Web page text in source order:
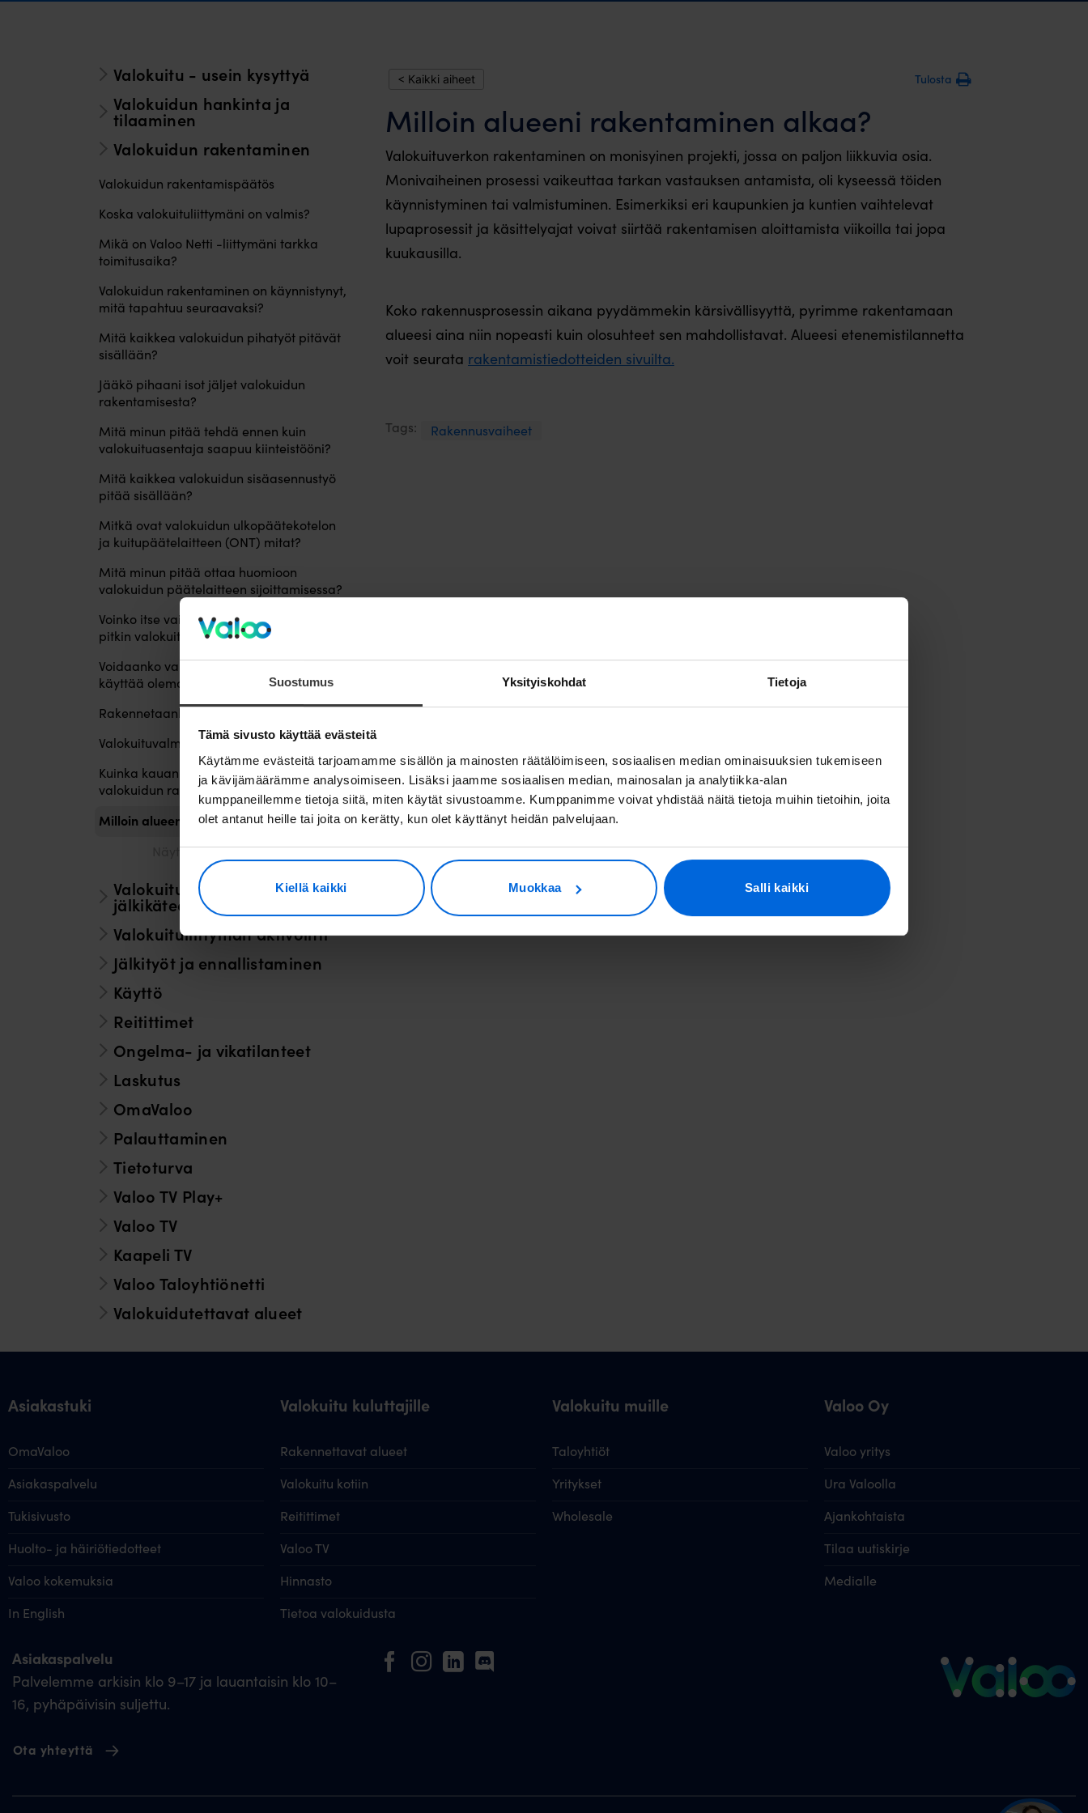
Suostumus Yksityiskohdat Tietoja
Tämä sivusto käyttää evästeitä
Käytämme evästeitä tarjoamamme sisällön ja mainosten räätälöimiseen, sosiaalisen median ominaisuuksien tukemiseen
ja kävijämäärämme analysoimiseen. Lisäksi jaamme sosiaalisen median, mainosalan ja analytiikka-alan
kumppaneillemme tietoja siitä, miten käytät sivustoamme. Kumppanimme voivat yhdistää näitä tietoja muihin tietoihin, joita
olet antanut heille tai joita on kerätty, kun olet käyttänyt heidän palvelujaan.
Kiellä kaikki Muokkaa Salli kaikki
Valokuitu - usein kysyttyä
Valokuidun hankinta ja
tilaaminen
Valokuidun rakentaminen
Valokuidun rakentamispäätös
Koska valokuituliittymäni on valmis?
Mikä on Valoo Netti -liittymäni tarkka
toimitusaika?
Valokuidun rakentaminen on käynnistynyt,
mitä tapahtuu seuraavaksi?
Mitä kaikkea valokuidun pihatyöt pitävät
sisällään?
Jääkö pihaani isot jäljet valokuidun
rakentamisesta?
Mitä minun pitää tehdä ennen kuin
valokuituasentaja saapuu kiinteistööni?
Mitä kaikkea valokuidun sisäasennustyö
pitää sisällään?
Mitkä ovat valokuidun ulkopäätekotelon
ja kuitupäätelaitteen (ONT) mitat?
Mitä minun pitää ottaa huomioon
valokuidun päätelaitteen sijoittamisessa?
Voinko itse vaikuttaa siihen, mitä reittiä
pitkin valokuitu tuodaan omakotitalooni?
Voidaanko valokuidun asentamisessa
käyttää olemassa olevia putkituksia?
Rakennetaanko valokuitua talvella?
Valokuituvalmius
Kuinka kauan olen sitoutunut odottamaan
valokuidun rakentamista?
Milloin alueeni rakentaminen alkaa?
Näytä loput artikkelit (3)
Valokuituun liittyminen
jälkikäteen
Valokuituliittymän aktivointi
Jälkityöt ja ennallistaminen
Käyttö
Reitittimet
Ongelma- ja vikatilanteet
Laskutus
OmaValoo
Palauttaminen
Tietoturva
Valoo TV Play+
Valoo TV
Kaapeli TV
Valoo Taloyhtiönetti
Valokuidutettavat alueet
< Kaikki aiheet Tulosta
Milloin alueeni rakentaminen alkaa?
Valokuituverkon rakentaminen on monisyinen projekti, jossa on paljon liikkuvia osia.
Monivaiheinen prosessi vaikeuttaa tarkan vastauksen antamista, oli kyseessä töiden
käynnistyminen tai valmistuminen. Esimerkiksi eri kaupunkien ja kuntien vaihtelevat
lupaprosessit ja käsittelyajat voivat siirtää rakentamisen aloittamista viikoilla tai jopa
kuukausilla.
Koko rakennusprosessin aikana pyydämmekin kärsivällisyyttä, pyrimme rakentamaan
alueesi aina niin nopeasti kuin olosuhteet sen mahdollistavat. Alueesi etenemistilannetta
voit seurata rakentamistiedotteiden sivuilta.
Tags: Rakennusvaiheet
Asiakastuki
OmaValoo
Asiakaspalvelu
Tukisivusto
Huolto- ja häiriötiedotteet
Valoo kokemuksia
In English
Valokuitu kuluttajille
Rakennettavat alueet
Valokuitu kotiin
Reitittimet
Valoo TV
Hinnasto
Tietoa valokuidusta
Valokuitu muille
Taloyhtiöt
Yritykset
Wholesale
Valoo Oy
Valoo yritys
Ura Valoolla
Ajankohtaista
Tilaa uutiskirje
Medialle
Asiakaspalvelu
Palvelemme arkisin klo 9–17 ja lauantaisin klo 10–
16, pyhäpäivisin suljettu.
Ota yhteyttä